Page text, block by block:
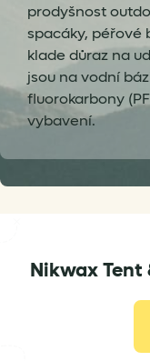
prodyšnost
spacáky, péřové
klade důraz na
jsou na vodní
fluorokarbony
vybavení.
Nikwax Tent